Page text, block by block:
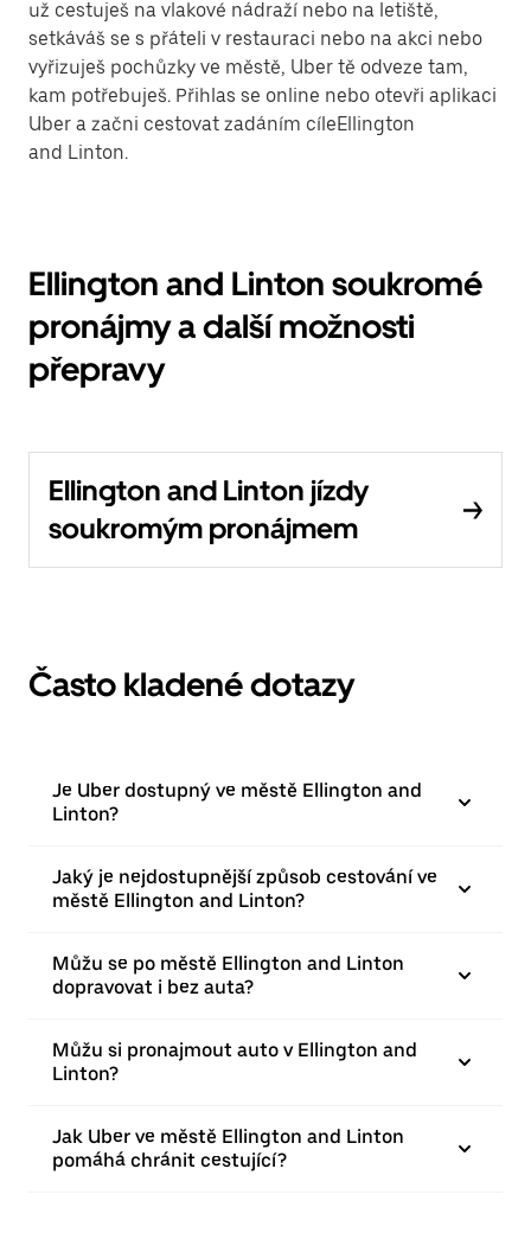
už cestuješ na vlakové nádraží nebo na letiště,
setkáváš se s přáteli v restauraci nebo na akci nebo
vyřizuješ pochůzky ve městě, Uber tě odveze tam,
kam potřebuješ. Přihlas se online nebo otevři aplikaci
Uber a začni cestovat zadáním cíleEllington
and Linton.
Ellington and Linton soukromé
pronájmy a další možnosti
přepravy
Ellington and Linton jízdy
soukromým pronájmem
Často kladené dotazy
Je Uber dostupný ve městě Ellington and
Linton?
Jaký je nejdostupnější způsob cestování ve
městě Ellington and Linton?
Můžu se po městě Ellington and Linton
dopravovat i bez auta?
Můžu si pronajmout auto v Ellington and
Linton?
Jak Uber ve městě Ellington and Linton
pomáhá chránit cestující?